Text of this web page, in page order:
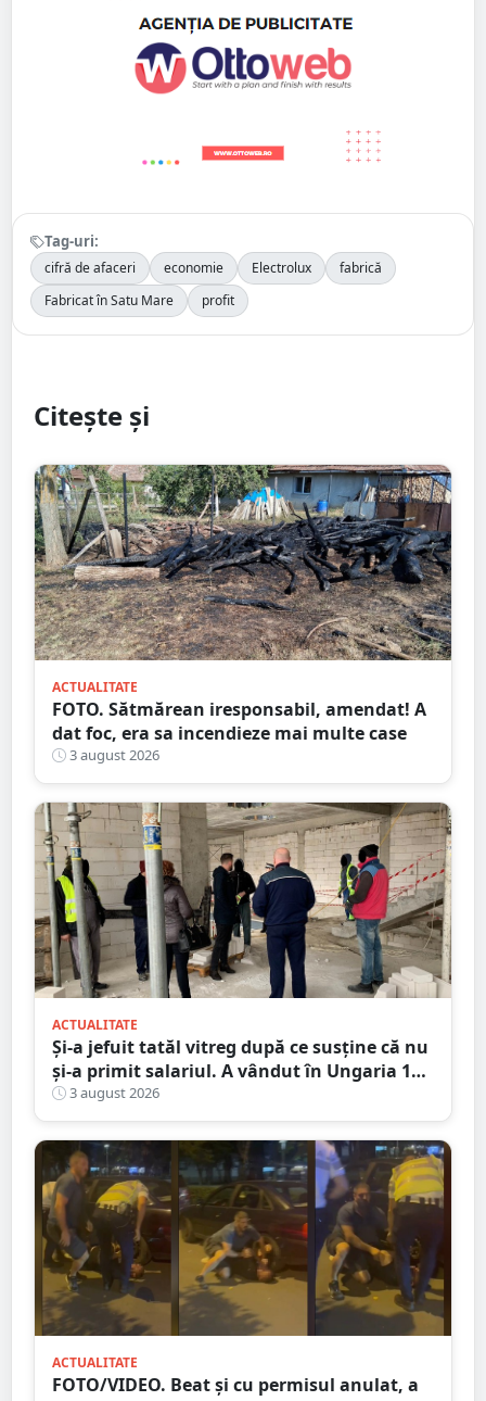
Tag-uri:
cifră de afaceri economie Electrolux
fabrică
Fabricat în Satu Mare
profit
Citește și
ACTUALITATE
FOTO. Sătmărean iresponsabil, amendat! A
dat foc, era sa incendieze mai multe case
3 august 2026
ACTUALITATE
Și-a jefuit tatăl vitreg după ce susține că nu
și-a primit salariul. A vândut în Ungaria 120
de role de vată și gresie de 7.000 de euro
3 august 2026
ACTUALITATE
FOTO/VIDEO. Beat și cu permisul anulat, a